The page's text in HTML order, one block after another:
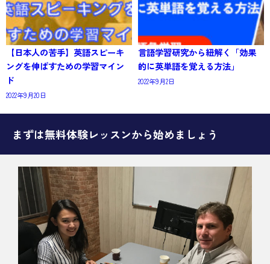
【日本人の苦手】英語スピーキ
ングを伸ばすための学習マイン
ド
2022年9月20日
言語学習研究から紐解く「効果
的に英単語を覚える方法」
2022年9月2日
まずは無料体験レッスンから始めましょう